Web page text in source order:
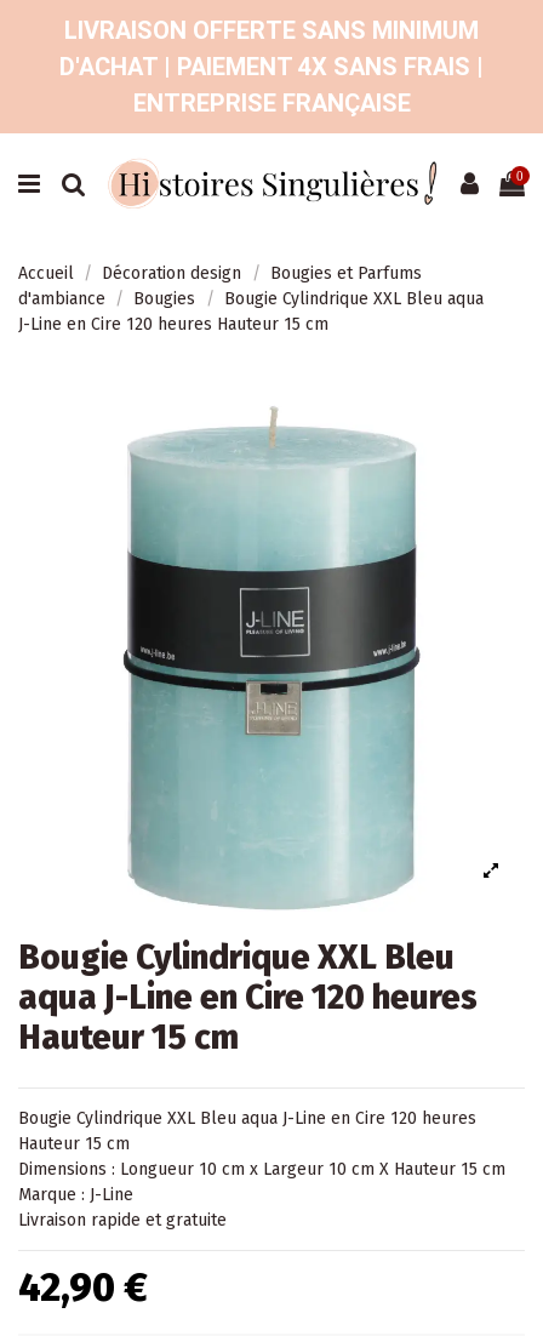
LIVRAISON OFFERTE SANS MINIMUM
D'ACHAT | PAIEMENT 4X SANS FRAIS |
ENTREPRISE FRANÇAISE
0
Accueil Décoration design
Bougies et Parfums
d'ambiance
Bougies
Bougie Cylindrique XXL Bleu aqua
J-Line en Cire 120 heures Hauteur 15 cm
Bougie Cylindrique XXL Bleu
aqua J-Line en Cire 120 heures
Hauteur 15 cm
Bougie Cylindrique XXL Bleu aqua J-Line en Cire 120 heures
Hauteur 15 cm
Dimensions : Longueur 10 cm x Largeur 10 cm X Hauteur 15 cm
Marque : J-Line
Livraison rapide et gratuite
42,90 €